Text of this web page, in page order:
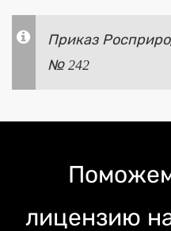
Приказ
№ 242
лицензию